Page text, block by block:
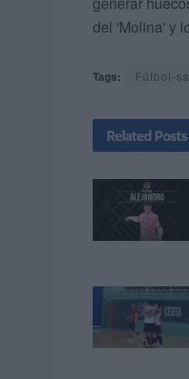
del 'Molina' y
Tags: Fútbol-
Related Posts